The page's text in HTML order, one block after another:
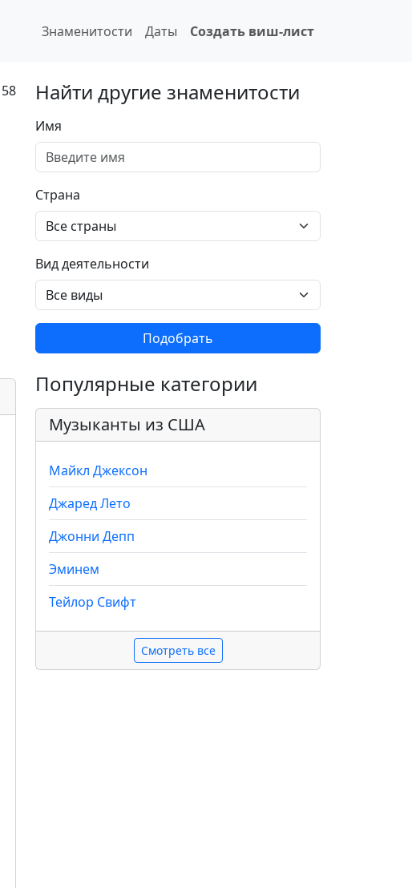
Знаменитости Даты Создать виш-лист
58 Найти другие знаменитости
Имя
Страна
Вид деятельности
Подобрать
Популярные категории
Музыканты из США
Майкл Джексон
Джаред Лето
Джонни Депп
Эминем
Тейлор Свифт
Смотреть все